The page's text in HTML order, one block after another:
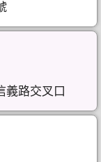
義路交叉口